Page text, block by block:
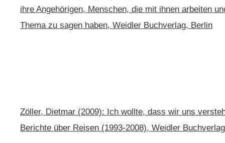
ihre Angehörigen, Menschen, die mit ihnen arbeiten
Thema zu sagen haben, Weidler Buchverlag, Berlin
Zöller, Dietmar (2009): Ich wollte, dass wir uns
Berichte über Reisen (1993-2008), Weidler